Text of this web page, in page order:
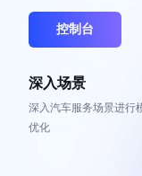
控制台
深入场景
深入汽车服务场景进行
优化